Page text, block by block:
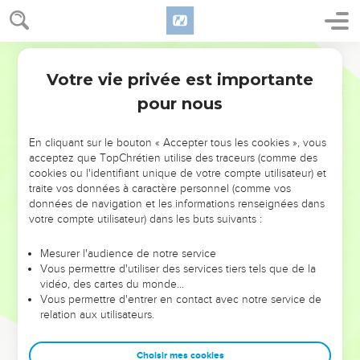
NE MANQUEZ PAS L’ÉVÉNEMENT
DE L’ANNÉE !
ET SI LEURS ERREURS POUVAIENT VOUS ÉVITER LES
VOTRES ?
leur foi ou leur vision. Mais on voit moins les doutes, les erreurs
et les saisons difficiles qu'ils ont traversés, alors même que ce
sont elles qui les ont façonnés.
Dans cette conférence, leaders, entrepreneurs, et responsables
clés pour avancer avec plus de sagesse afin que leurs erreurs
Votre vie privée est importante
pour nous
En cliquant sur le bouton « Accepter tous les cookies », vous
acceptez que TopChrétien utilise des traceurs (comme des
cookies ou l'identifiant unique de votre compte utilisateur) et
traite vos données à caractère personnel (comme vos
données de navigation et les informations renseignées dans
votre compte utilisateur) dans les buts suivants :
Mesurer l'audience de notre service
Vous permettre d'utiliser des services tiers tels que de la
vidéo, des cartes du monde…
Vous permettre d'entrer en contact avec notre service de
relation aux utilisateurs.
Choisir mes cookies